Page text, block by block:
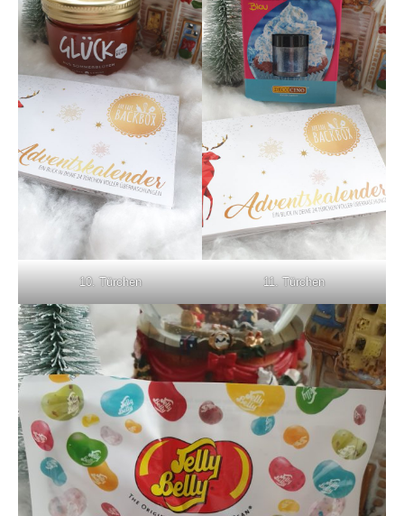
10. Türchen 11. Türchen